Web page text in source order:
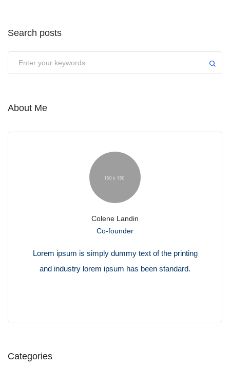
Search posts
About Me
Colene Landin
Co-founder
Lorem ipsum is simply dummy text of the printing
and industry lorem ipsum has been standard.
Categories